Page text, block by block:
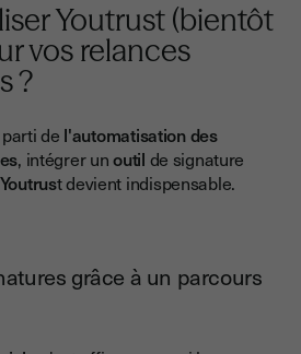
Youtrust (bientôt
vos relances
?
de l'automatisation des
, intégrer unoutil de signature
Youtrust devient indispensable.
grâce à un parcours